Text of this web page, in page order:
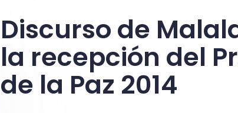
Discurso de
la recepción del
de la Paz 2014